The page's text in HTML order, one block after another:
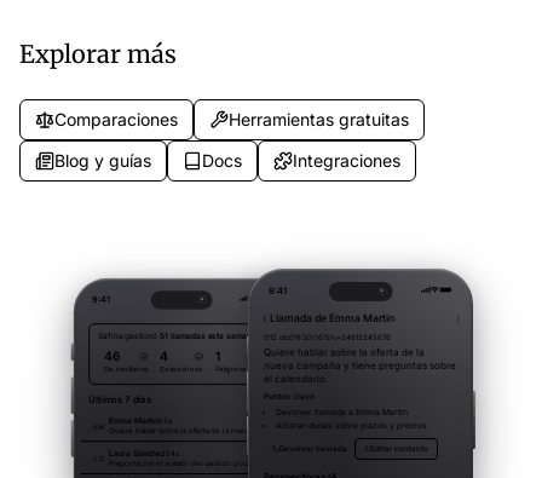
Explorar más
Comparaciones
Herramientas gratuitas
Blog y guías
Docs Integraciones